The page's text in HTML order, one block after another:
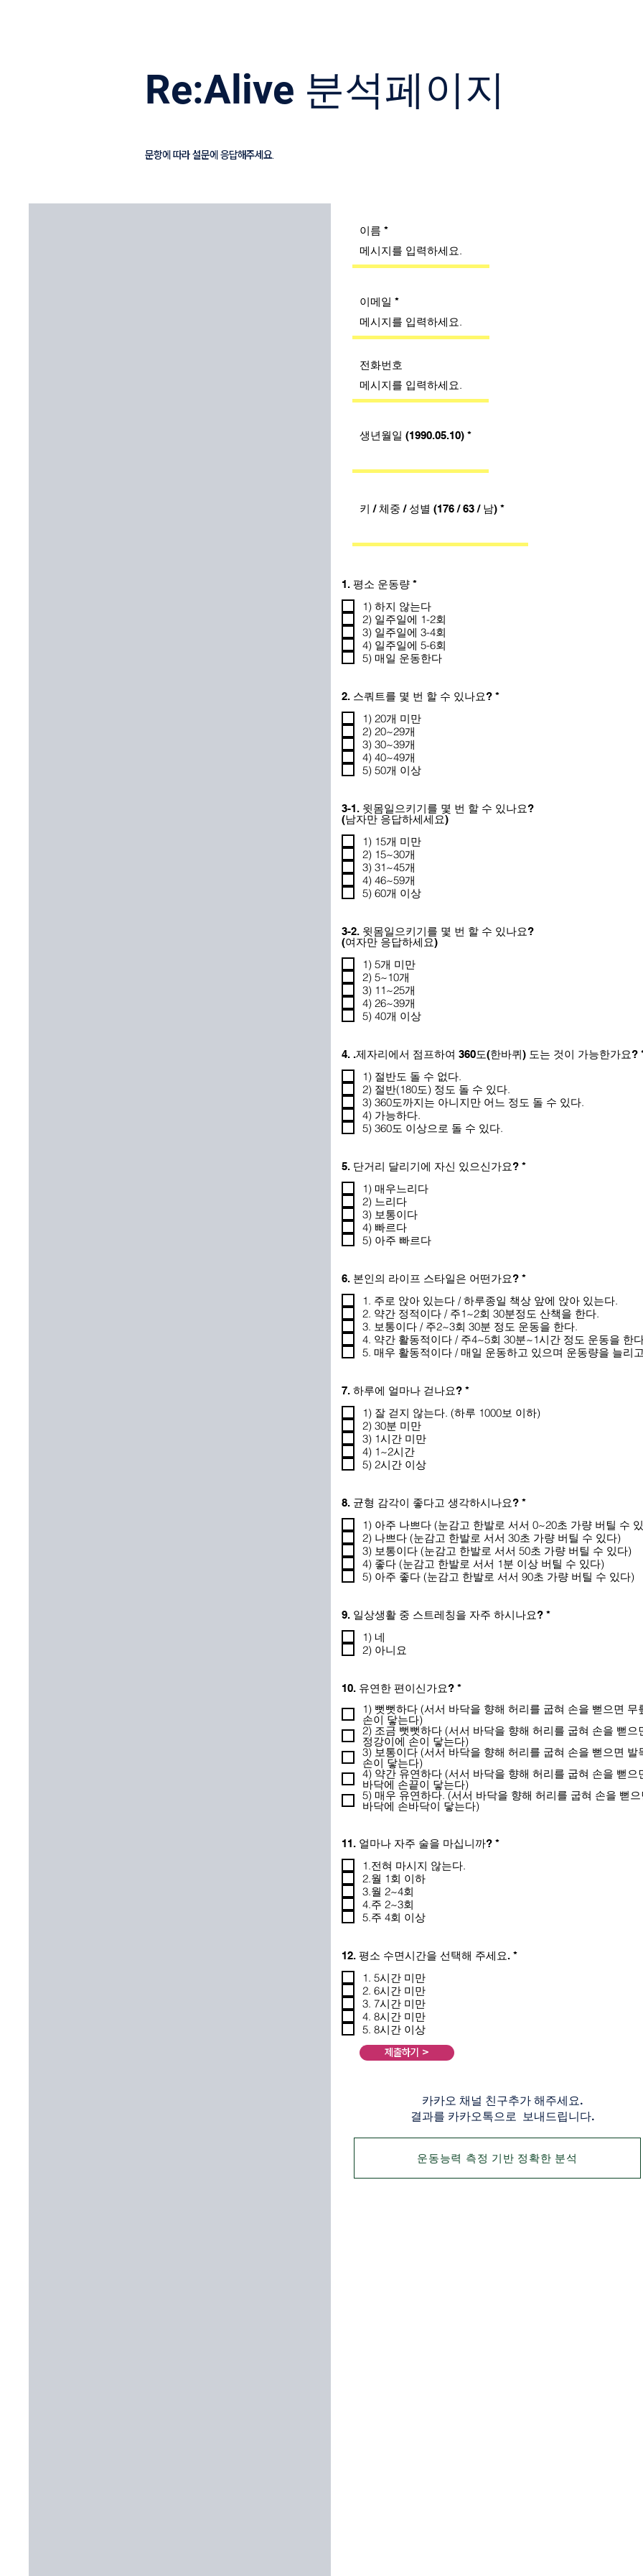
Re:Alive 분석페이지
문항에 따라 설문에 응답해주세요.
이름
이메일
전화번호
생년월일 (1990.05.10)
키 / 체중 / 성별 (176 / 63 / 남)
1. 평소 운동량 *필
1) 하지 않는다
2) 일주일에 1-2회
3) 일주일에 3-4회
4) 일주일에 5-6회
5) 매일 운동한다
2. 스쿼트를 몇 번 할 수 있나요? *필
1) 20개 미만
2) 20~29개
3) 30~39개
4) 40~49개
5) 50개 이상
3-1. 윗몸일으키기를 몇 번 할 수 있나요?
(남자만 응답하세세요)
1) 15개 미만
2) 15~30개
3) 31~45개
4) 46~59개
5) 60개 이상
3-2. 윗몸일으키기를 몇 번 할 수 있나요?
(여자만 응답하세요)
1) 5개 미만
2) 5~10개
3) 11~25개
4) 26~39개
5) 40개 이상
4. .제자리에서 점프하여 360도(한바퀴) 도는 것이 가능한가요?
1) 절반도 돌 수 없다.
2) 절반(180도) 정도 돌 수 있다.
3) 360도까지는 아니지만 어느 정도 돌 수 있다.
4) 가능하다.
5) 360도 이상으로 돌 수 있다.
5. 단거리 달리기에 자신 있으신가요? *필
1) 매우느리다
2) 느리다
3) 보통이다
4) 빠르다
5) 아주 빠르다
6. 본인의 라이프 스타일은 어떤가요? *필
1. 주로 앉아 있는다 / 하루종일 책상 앞에 앉아 있는다.
2. 약간 정적이다 / 주1~2회 30분정도 산책을 한다.
3. 보통이다 / 주2~3회 30분 정도 운동을 한다.
4. 약간 활동적이다 / 주4~5회 30분~1시간 정도 운동을 한
5. 매우 활동적이다 / 매일 운동하고 있으며 운동량을 늘리
7. 하루에 얼마나 걷나요? *필
1) 잘 걷지 않는다. (하루 1000보 이하)
2) 30분 미만
3) 1시간 미만
4) 1~2시간
5) 2시간 이상
8. 균형 감각이 좋다고 생각하시나요? *필
1) 아주 나쁘다 (눈감고 한발로 서서 0~20초 가량 버틸 수
2) 나쁘다 (눈감고 한발로 서서 30초 가량 버틸 수 있다)
3) 보통이다 (눈감고 한발로 서서 50초 가량 버틸 수 있다)
4) 좋다 (눈감고 한발로 서서 1분 이상 버틸 수 있다)
5) 아주 좋다 (눈감고 한발로 서서 90초 가량 버틸 수 있다)
9. 일상생활 중 스트레칭을 자주 하시나요? *필
1) 네
2) 아니요
10. 유연한 편이신가요? *필
1) 뻣뻣하다 (서서 바닥을 향해 허리를 굽혀 손을 뻗으면 무
손이 닿는다)
2) 조금 뻣뻣하다 (서서 바닥을 향해 허리를 굽혀 손을 뻗으
정강이에 손이 닿는다)
3) 보통이다 (서서 바닥을 향해 허리를 굽혀 손을 뻗으면 발
손이 닿는다)
4) 약간 유연하다 (서서 바닥을 향해 허리를 굽혀 손을 뻗으
바닥에 손끝이 닿는다)
5) 매우 유연하다. (서서 바닥을 향해 허리를 굽혀 손을 뻗으
바닥에 손바닥이 닿는다)
11. 얼마나 자주 술을 마십니까? *필
1.전혀 마시지 않는다.
2.월 1회 이하
3.월 2~4회
4.주 2~3회
5.주 4회 이상
12. 평소 수면시간을 선택해 주세요. *필
1. 5시간 미만
2. 6시간 미만
3. 7시간 미만
4. 8시간 미만
5. 8시간 이상
제출하기 >
카카오 채널 친구추가 해주세요.
결과를 카카오톡으로 보내드립니다.
운동능력 측정 기반 정확한 분석